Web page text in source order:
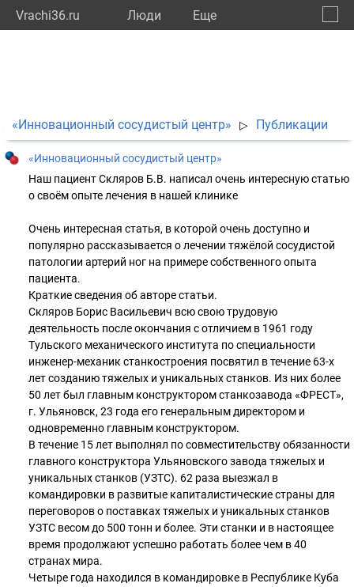
Vrachi36.ru Люди Eще
«Инновационный сосудистый центр» ▷ Публикации
«Инновационный сосудистый центр»
Наш пациент Скляров Б.В. написал очень интересную статью
о своём опыте лечения в нашей клинике
Очень интересная статья, в которой очень доступно и
популярно рассказывается о лечении тяжёлой сосудистой
патологии артерий ног на примере собственного опыта
пациента.
Краткие сведения об авторе статьи.
Скляров Борис Васильевич всю свою трудовую
деятельность после окончания с отличием в 1961 году
Тульского механического института по специальности
инженер-механик станкостроения посвятил в течение 63-х
лет созданию тяжелых и уникальных станков. Из них более
50 лет был главным конструктором станкозавода «ФРЕСТ»,
г. Ульяновск, 23 года его генеральным директором и
одновременно главным конструктором.
В течение 15 лет выполнял по совместительству обязанности
главного конструктора Ульяновского завода тяжелых и
уникальных станков (УЗТС). 62 раза выезжал в
командировки в развитые капиталистические страны для
переговоров о поставках тяжелых и уникальных станков
УЗТС весом до 500 тонн и более. Эти станки и в настоящее
время продолжают успешно работать более чем в 40
странах мира.
Четыре года находился в командировке в Республике Куба